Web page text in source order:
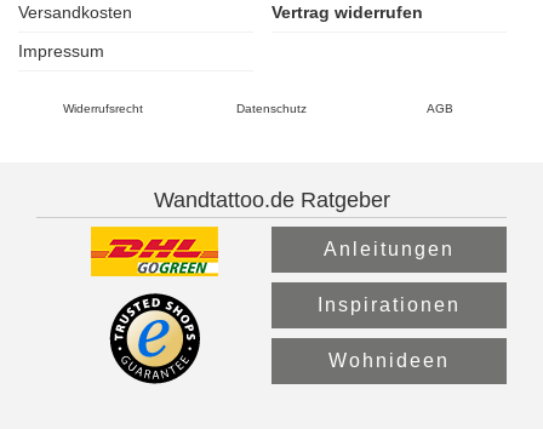
Versandkosten
Vertrag widerrufen
Impressum
Widerrufsrecht Datenschutz AGB
Wandtattoo.de Ratgeber
Anleitungen
Inspirationen
Wohnideen